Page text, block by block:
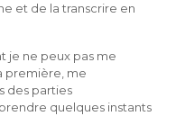
et de la transcrire en
je ne peux pas me
première, me
des parties
quelques instants